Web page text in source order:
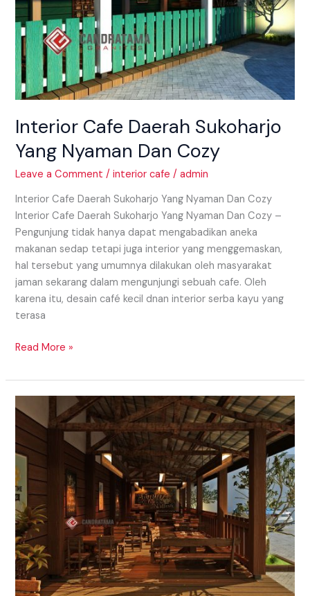
Interior Cafe Daerah Sukoharjo
Yang Nyaman Dan Cozy
Leave a Comment /interior cafe /admin
Interior Cafe Daerah Sukoharjo Yang Nyaman Dan Cozy
Interior Cafe Daerah Sukoharjo Yang Nyaman Dan Cozy –
Pengunjung tidak hanya dapat mengabadikan aneka
makanan sedap tetapi juga interior yang menggemaskan,
hal tersebut yang umumnya dilakukan oleh masyarakat
jaman sekarang dalam mengunjungi sebuah cafe. Oleh
karena itu, desain café kecil dnan interior serba kayu yang
terasa
Cozy
Read More »
Cafe
Daerah
Cimahi
Yang
Estetik
Dan
Instagramable